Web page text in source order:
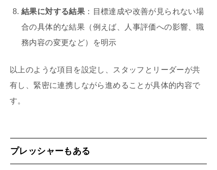
結果に対する結果 ：目標達成や改善が見られない場
合の具体的な結果（例えば、人事評価への影響、職
務内容の変更など）を明示
以上のような項目を設定し、スタッフとリーダーが共
有し、緊密に連携しながら進めることが具体的内容で
す。
プレッシャーもある